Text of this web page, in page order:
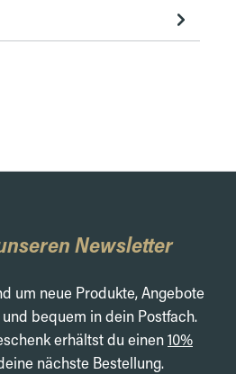
Newsletter
um neue Produkte, Angebote
bequem in dein Postfach.
erhältst du einen10%
nächste Bestellung.